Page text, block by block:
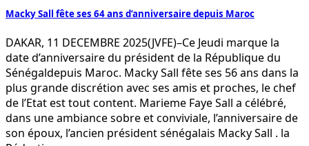
Macky Sall fête ses 64 ans d’anniversaire depuis Maroc
DAKAR, 11 DECEMBRE 2025(JVFE)–Ce Jeudi marque la
date d’anniversaire du président de la République du
Sénégaldepuis Maroc. Macky Sall fête ses 56 ans dans la
plus grande discrétion avec ses amis et proches, le chef
de l’Etat est tout content. Marieme Faye Sall a célébré,
dans une ambiance sobre et conviviale, l’anniversaire de
son époux, l’ancien président sénégalais Macky Sall . la